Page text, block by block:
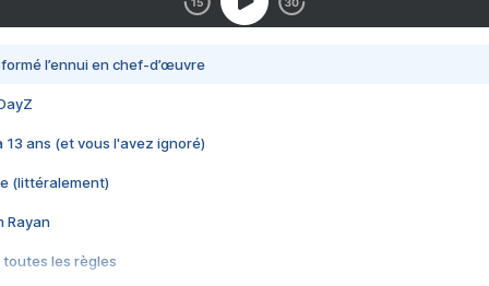
l’ennui en chef-d’œuvre
13 ans (et vous l'avez ignoré)
(littéralement)
Rayan
toutes les règles